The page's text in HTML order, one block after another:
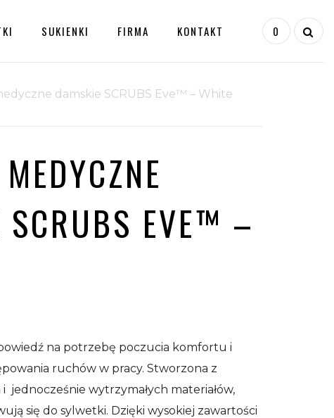
KOŁNIERZYKIEM
LEA™ – WHITE
SUKIENKI FIRMA
Tabela Rozmiarów
Śledzenie Przesyłki
Koszyk
KONTAKT 0
damskie SCRUBS Eve™ – White
SCRUBS EVE™ –
na potrzebę poczucia komfortu i
ruchów w pracy. Stworzona z
jednocześnie wytrzymałych materiałów,
się do sylwetki. Dzięki wysokiej zawartości